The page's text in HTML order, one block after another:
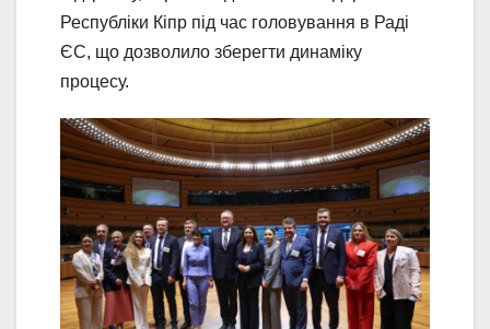
Республіки Кіпр під час головування в Раді
ЄС, що дозволило зберегти динаміку
процесу.